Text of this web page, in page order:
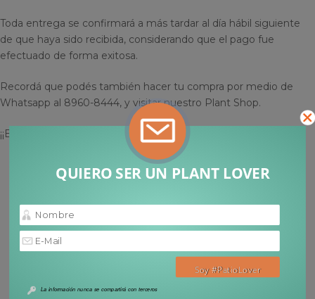
Toda entrega se confirmará a más tardar al día hábil siguiente
de que haya sido recibida, considerando que el pago fue
efectuado de forma exitosa.
Recordá que podés también hacer tu compra por medio de
Whatsapp al 8960-8444, y visitar nuestro Plant Shop.
¡¡Esperamos verte muy pronto!
¿Necesitás
QUIERO SER UN PLANT LOVER
La información nunca se compartirá con terceros